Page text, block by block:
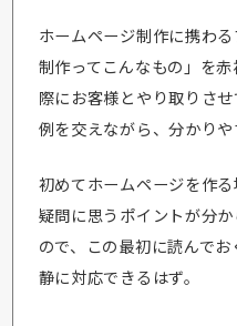
ホームページ制作に携わ
制作ってこんなもの」を
際にお客様とやり取りさ
例を交えながら、分かりや
初めてホームページを作
疑問に思うポイントが分
ので、この最初に読んで
静に対応できるはず。